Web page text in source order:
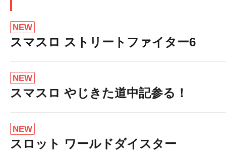
NEW
スマスロ ストリートファイター6
NEW
スマスロ やじきた道中記参る！
NEW
スロット ワールドダイスター